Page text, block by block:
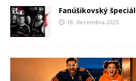
Fanúšikovský špeciál
18. decembra 2025